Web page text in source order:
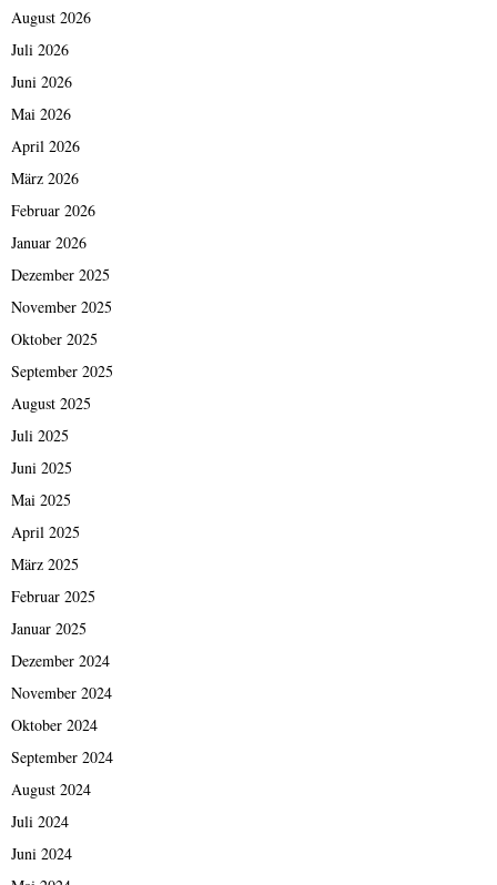
August 2026
Juli 2026
Juni 2026
Mai 2026
April 2026
März 2026
Februar 2026
Januar 2026
Dezember 2025
November 2025
Oktober 2025
September 2025
August 2025
Juli 2025
Juni 2025
Mai 2025
April 2025
März 2025
Februar 2025
Januar 2025
Dezember 2024
November 2024
Oktober 2024
September 2024
August 2024
Juli 2024
Juni 2024